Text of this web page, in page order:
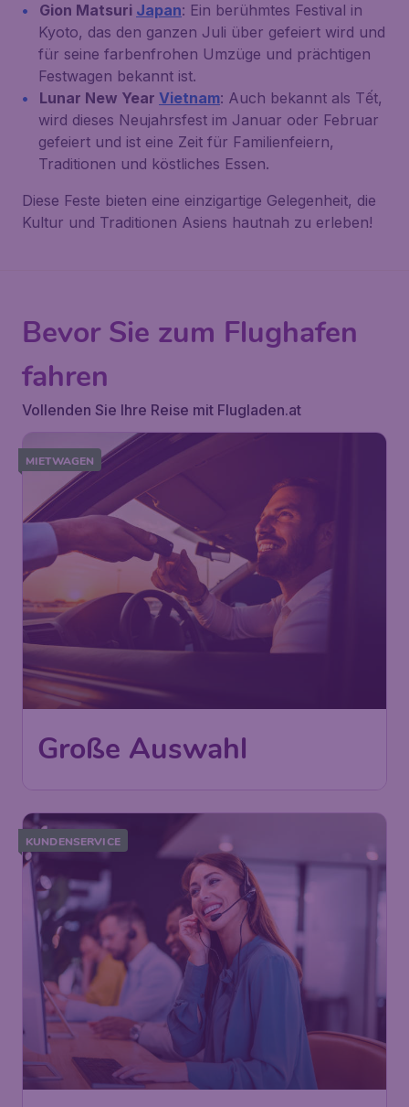
Gion Matsuri Japan: Ein berühmtes Festival in
Kyoto, das den ganzen Juli über gefeiert wird und
für seine farbenfrohen Umzüge und prächtigen
Festwagen bekannt ist.
Lunar New Year Vietnam: Auch bekannt als Tết,
wird dieses Neujahrsfest im Januar oder Februar
gefeiert und ist eine Zeit für Familienfeiern,
Traditionen und köstliches Essen.
Diese Feste bieten eine einzigartige Gelegenheit, die
Kultur und Traditionen Asiens hautnah zu erleben!
Bevor Sie zum Flughafen
fahren
Vollenden Sie Ihre Reise mit Flugladen.at
MIETWAGEN
Große Auswahl
KUNDENSERVICE